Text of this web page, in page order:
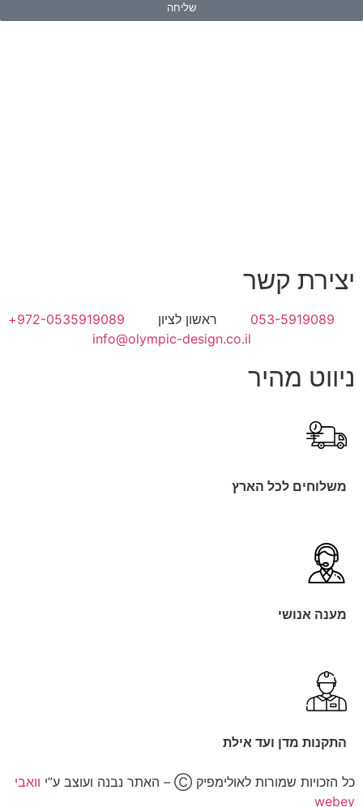
שליחה
ניווט מהיר
משלוחים לכל הארץ
מענה אנושי
התקנות מדן ועד אילת
כל הזכויות שמורות לאולימפיק Ⓒ – האתר נבנה ועוצב ע”י
וואבי
webey
יצירת קשר
053-5919089 ראשון לציון
972-0535919089+
info@olympic-design.co.il